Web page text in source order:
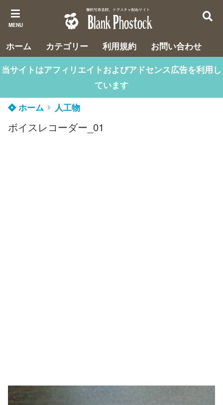
MENU
ホーム カテゴリー 利用規約
お問い合わせ
当サイトはアフィリエイトおよびアドセンス広告を利用し
ています
ホーム
人工物
ボイスレコーダー_01